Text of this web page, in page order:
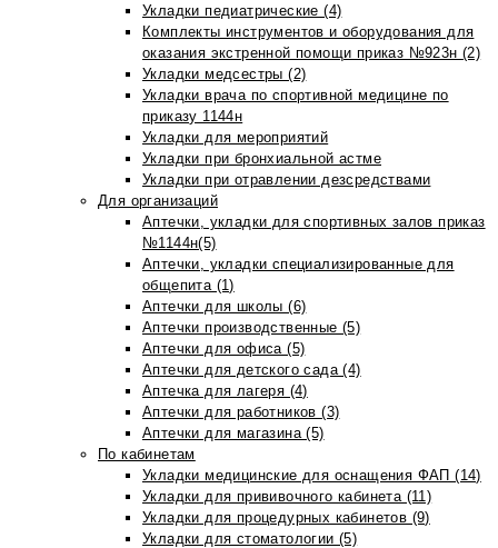
Укладки педиатрические (4)
Комплекты инструментов и оборудования для
оказания экстренной помощи приказ №923н (2)
Укладки медсестры (2)
Укладки врача по спортивной медицине по
приказу 1144н
Укладки для мероприятий
Укладки при бронхиальной астме
Укладки при отравлении дезсредствами
Для организаций
Аптечки, укладки для спортивных залов приказ
№1144н(5)
Аптечки, укладки специализированные для
общепита (1)
Аптечки для школы (6)
Аптечки производственные (5)
Аптечки для офиса (5)
Аптечки для детского сада (4)
Аптечка для лагеря (4)
Аптечки для работников (3)
Аптечки для магазина (5)
По кабинетам
Укладки медицинские для оснащения ФАП (14)
Укладки для прививочного кабинета (11)
Укладки для процедурных кабинетов (9)
Укладки для стоматологии (5)